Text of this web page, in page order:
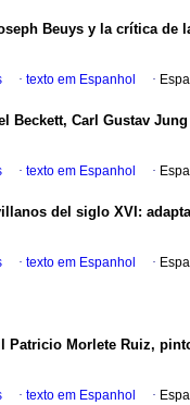
Beuys y la crítica de
· texto em Espanhol ·
Beckett, Carl Gustav
· texto em Espanhol ·
del siglo XVI :
· texto em Espanhol ·
Patricio Morlete Ruiz,
· texto em Espanhol ·